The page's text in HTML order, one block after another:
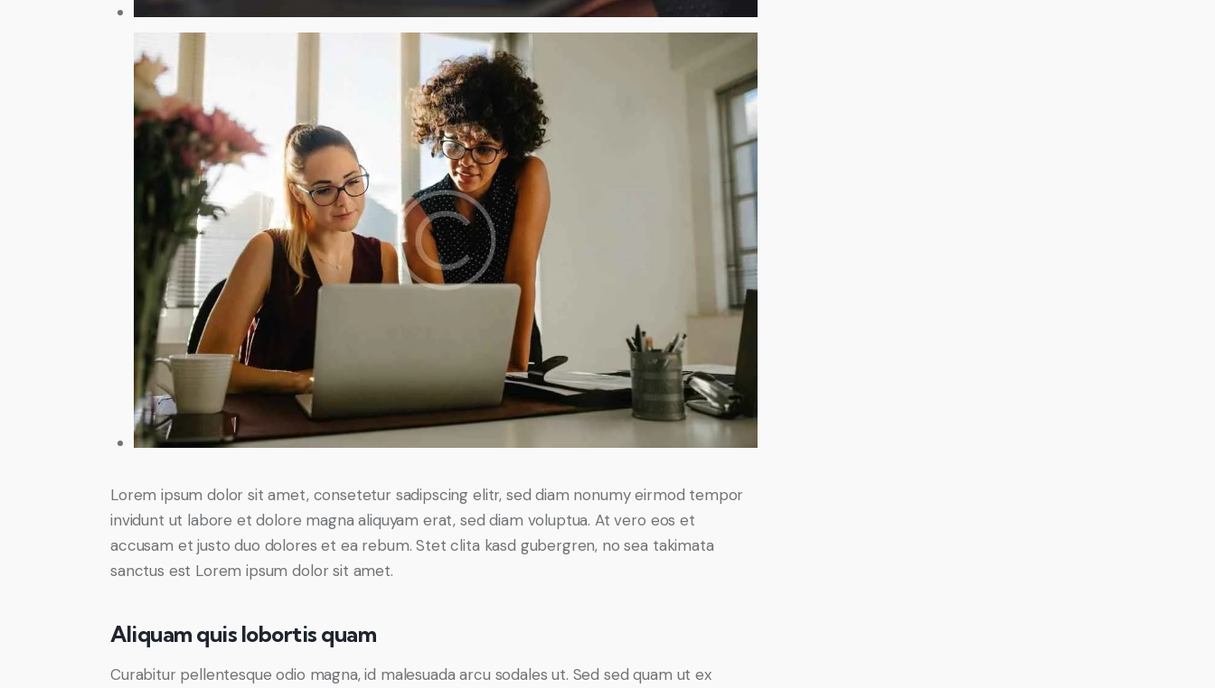
Lorem ipsum dolor sit amet, consetetur sadipscing elitr, sed diam nonumy eirmod tempor
invidunt ut labore et dolore magna aliquyam erat, sed diam voluptua. At vero eos et
accusam et justo duo dolores et ea rebum. Stet clita kasd gubergren, no sea takimata
sanctus est Lorem ipsum dolor sit amet.
Aliquam quis lobortis quam
Curabitur pellentesque odio magna, id malesuada arcu sodales ut. Sed sed quam ut ex